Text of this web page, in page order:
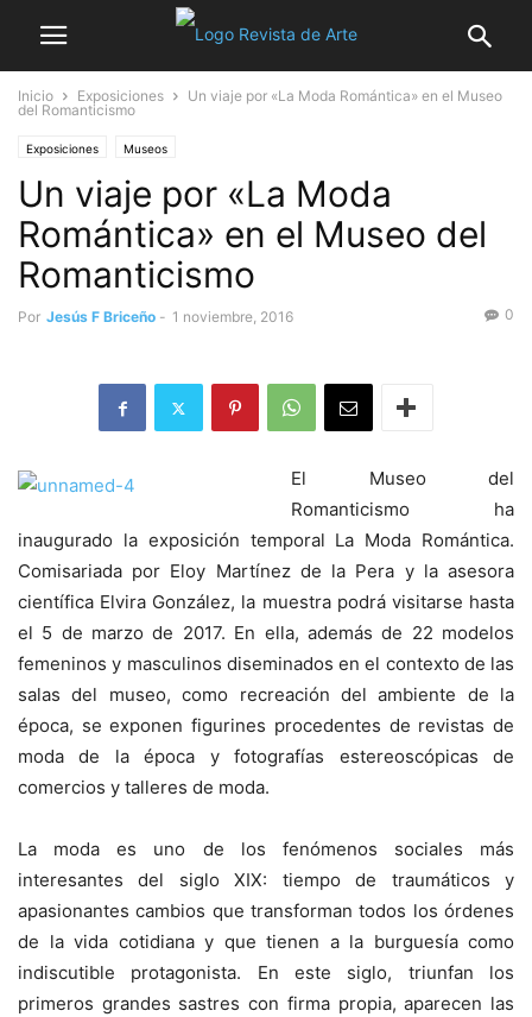
Inicio Exposiciones
Un viaje por «La Moda Romántica» en el Museo
del Romanticismo
Exposiciones Museos
Un viaje por «La Moda
Romántica» en el Museo del
Romanticismo
Por Jesús F Briceño - 1 noviembre, 2016 0
El Museo del
Romanticismo ha
inaugurado la exposición temporal La Moda Romántica.
Comisariada por Eloy Martínez de la Pera y la asesora
científica Elvira González, la muestra podrá visitarse hasta
el 5 de marzo de 2017. En ella, además de 22 modelos
femeninos y masculinos diseminados en el contexto de las
salas del museo, como recreación del ambiente de la
época, se exponen figurines procedentes de revistas de
moda de la época y fotografías estereoscópicas de
comercios y talleres de moda.
La moda es uno de los fenómenos sociales más
interesantes del siglo XIX: tiempo de traumáticos y
apasionantes cambios que transforman todos los órdenes
de la vida cotidiana y que tienen a la burguesía como
indiscutible protagonista. En este siglo, triunfan los
primeros grandes sastres con firma propia, aparecen las